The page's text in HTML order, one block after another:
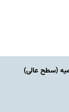
(سطح عالی)